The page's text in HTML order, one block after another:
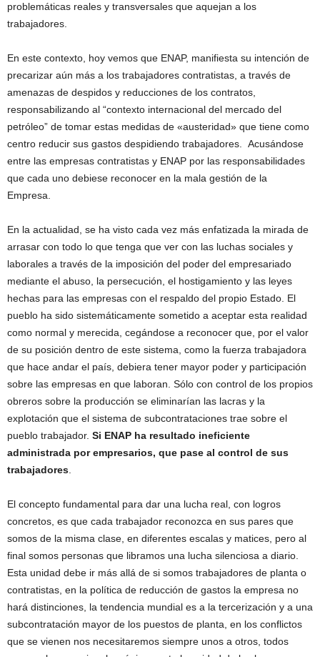
problemáticas reales y transversales que aquejan a los
trabajadores.
En este contexto, hoy vemos que ENAP, manifiesta su intención de
precarizar aún más a los trabajadores contratistas, a través de
amenazas de despidos y reducciones de los contratos,
responsabilizando al “contexto internacional del mercado del
petróleo” de tomar estas medidas de «austeridad» que tiene como
centro reducir sus gastos despidiendo trabajadores. Acusándose
entre las empresas contratistas y ENAP por las responsabilidades
que cada uno debiese reconocer en la mala gestión de la
Empresa.
En la actualidad, se ha visto cada vez más enfatizada la mirada de
arrasar con todo lo que tenga que ver con las luchas sociales y
laborales a través de la imposición del poder del empresariado
mediante el abuso, la persecución, el hostigamiento y las leyes
hechas para las empresas con el respaldo del propio Estado. El
pueblo ha sido sistemáticamente sometido a aceptar esta realidad
como normal y merecida, cegándose a reconocer que, por el valor
de su posición dentro de este sistema, como la fuerza trabajadora
que hace andar el país, debiera tener mayor poder y participación
sobre las empresas en que laboran. Sólo con control de los propios
obreros sobre la producción se eliminarían las lacras y la
explotación que el sistema de subcontrataciones trae sobre el
pueblo trabajador. Si ENAP ha resultado ineficiente
administrada por empresarios, que pase al control de sus
trabajadores
El concepto fundamental para dar una lucha real, con logros
concretos, es que cada trabajador reconozca en sus pares que
somos de la misma clase, en diferentes escalas y matices, pero al
final somos personas que libramos una lucha silenciosa a diario.
Esta unidad debe ir más allá de si somos trabajadores de planta o
contratistas, en la política de reducción de gastos la empresa no
hará distinciones, la tendencia mundial es a la tercerización y a una
subcontratación mayor de los puestos de planta, en los conflictos
que se vienen nos necesitaremos siempre unos a otros, todos